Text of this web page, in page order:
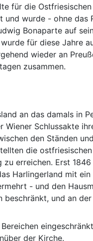
für die
wurde - ohne
Bonaparte auf
für diese Jahre
wieder an
an das damals in
Schlussakte
den Ständen
die
erreichen. Erst
Harlingerland mit
- und den
und an